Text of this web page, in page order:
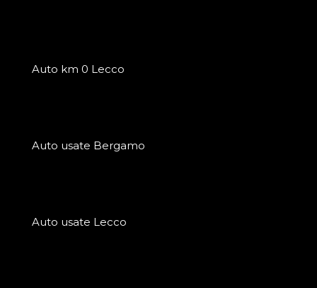
Auto km 0 Lecco
Auto usate Bergamo
Auto usate Lecco